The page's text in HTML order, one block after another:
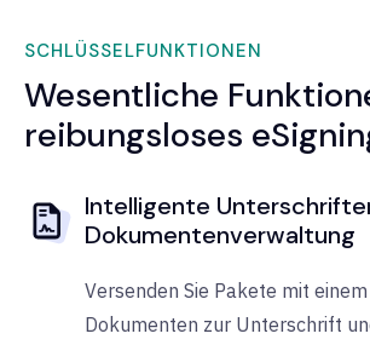
SCHLÜSSELFUNKTIONEN
Wesentliche
reibungsloses
Intelligente
Dokumentenverwaltung
Versenden Sie Pakete mit
Dokumenten zur Unterschrift